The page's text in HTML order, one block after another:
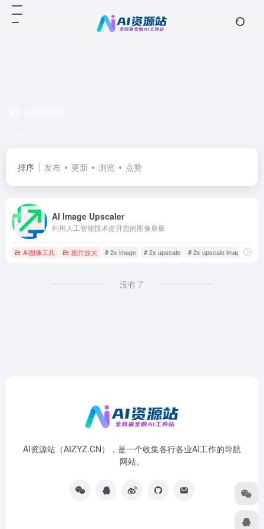
排序 发布 更新 浏览 点赞
AI Image Upscaler
利用人工智能技术提升您的图像质量
AI图像工具 图片放大 # 2x image # 2x upscale # 2x upscale image
没有了
AI资源站（AIZYZ.CN），是一个收集各行各业AI工作的导航
网站。